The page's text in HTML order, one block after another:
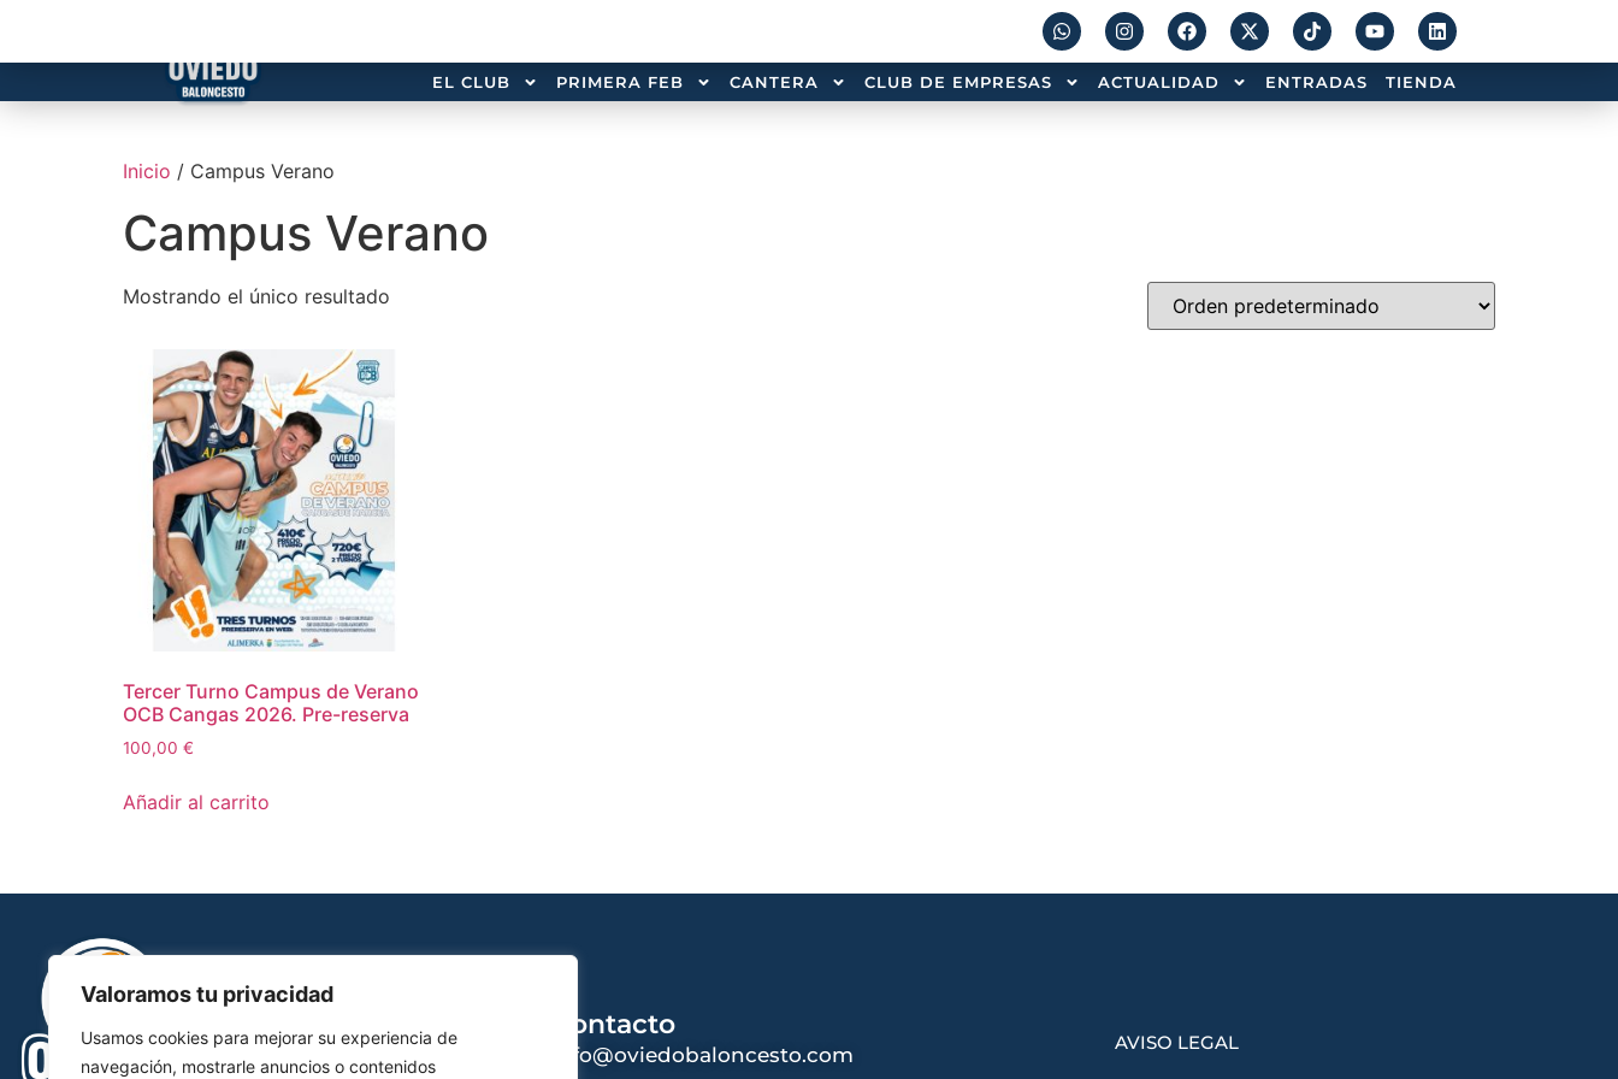
Valoramos tu privacidad
Usamos cookies para mejorar su experiencia de
navegación, mostrarle anuncios o contenidos
EL CLUB PRIMERA FEB CANTERA CLUB DE EMPRESAS ACTUALIDAD ENTRADAS TIENDA
Inicio / Campus Verano
Campus Verano
Mostrando el único resultado
Tercer Turno Campus de Verano
OCB Cangas 2026. Pre-reserva
100,00 €
Añadir al carrito
Contacto
info@oviedobaloncesto.com
AVISO LEGAL